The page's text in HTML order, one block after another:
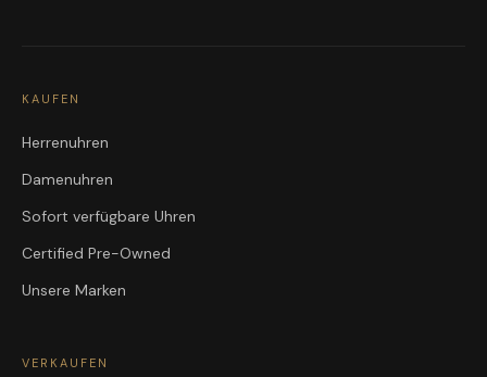
KAUFEN
Herrenuhren
Damenuhren
Sofort verfügbare Uhren
Certified Pre-Owned
Unsere Marken
VERKAUFEN